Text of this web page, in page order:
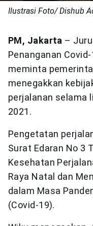
Ilustrasi Foto/ Dishub
PM, Jakarta –
Penanganan
meminta
menegakkan
perjalanan selama
2021.
Pengetatan
Surat Edaran No 3
Kesehatan
Raya Natal dan
dalam Masa
(Covid-19).